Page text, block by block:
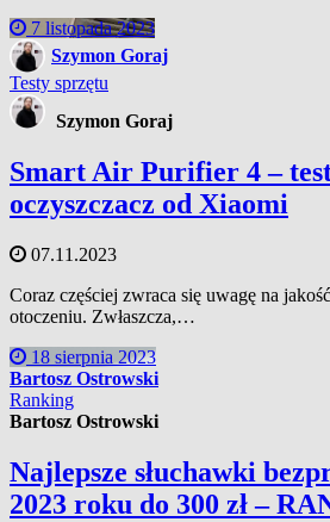
7 listopada 2023
Szymon Goraj
Testy sprzętu
Szymon Goraj
Smart Air Purifier 4 –
oczyszczacz od Xiaomi
07.11.2023
Coraz częściej zwraca się uwagę na
otoczeniu. Zwłaszcza,…
18 sierpnia 2023
Bartosz Ostrowski
Ranking
Bartosz Ostrowski
Najlepsze słuchawki
2023 roku do 300 zł –